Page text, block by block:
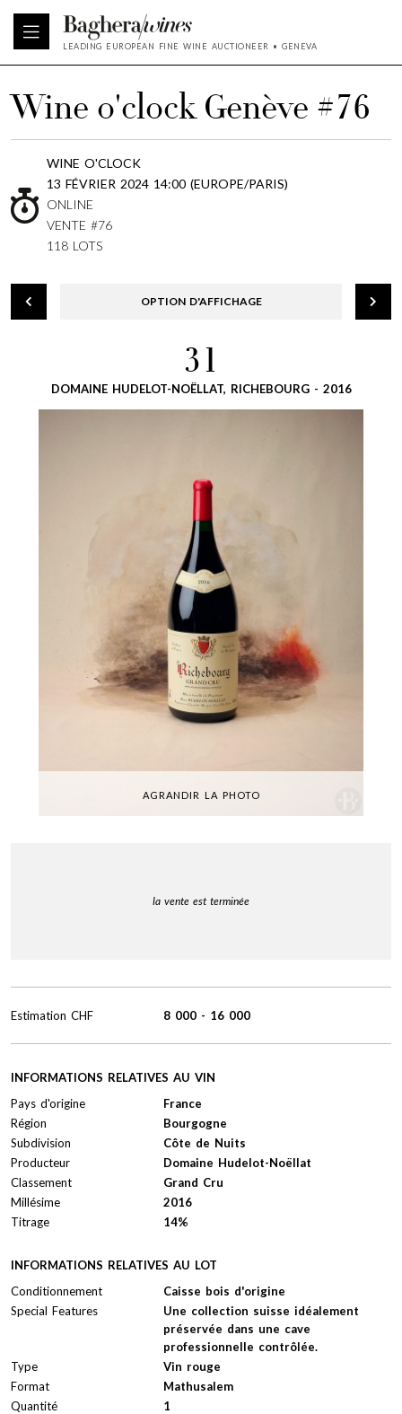
LEADING EUROPEAN FINE WINE AUCTIONEER • GENEVA
Wine o'clock Genève #76
WINE O'CLOCK
13 FÉVRIER 2024 14:00 (EUROPE/PARIS)
ONLINE
VENTE #76
118 LOTS
OPTION D'AFFICHAGE
31
DOMAINE HUDELOT-NOËLLAT, RICHEBOURG - 2016
AGRANDIR LA PHOTO
la vente est terminée
INFORMATIONS RELATIVES AU VIN
Pays d'origine
France
Région
Bourgogne
Subdivision
Côte de Nuits
Producteur
Domaine Hudelot-Noëllat
Classement
Grand Cru
Millésime
2016
Titrage
14%
INFORMATIONS RELATIVES AU LOT
Conditionnement
Caisse bois d'origine
Special Features
Une collection suisse idéalement
préservée dans une cave
professionnelle contrôlée.
Type
Vin rouge
Format
Mathusalem
Quantité
1
Estimation CHF 8 000 - 16 000